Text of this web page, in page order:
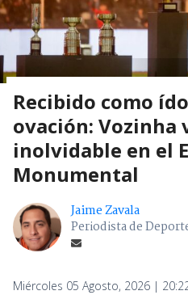
Recibido como
ovación:
inolvidable en el
Monumental
Jaime Zavala
Periodista de
Miércoles 05 Agosto, 2026 |